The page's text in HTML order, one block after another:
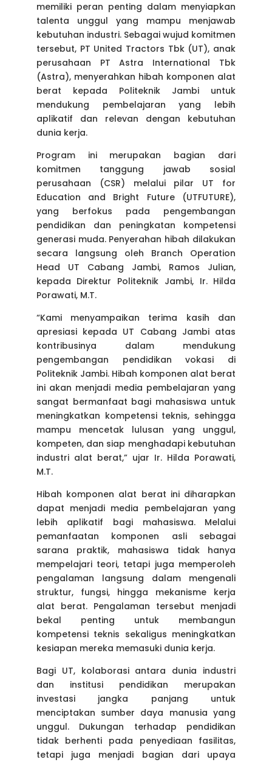
memiliki peran penting dalam menyiapkan
talenta unggul yang mampu menjawab
kebutuhan industri. Sebagai wujud komitmen
tersebut, PT United Tractors Tbk (UT), anak
perusahaan PT Astra International Tbk
(Astra), menyerahkan hibah komponen alat
berat kepada Politeknik Jambi untuk
mendukung pembelajaran yang lebih
aplikatif dan relevan dengan kebutuhan
dunia kerja.
Program ini merupakan bagian dari
komitmen tanggung jawab sosial
perusahaan (CSR) melalui pilar UT for
Education and Bright Future (UTFUTURE),
yang berfokus pada pengembangan
pendidikan dan peningkatan kompetensi
generasi muda. Penyerahan hibah dilakukan
secara langsung oleh Branch Operation
Head UT Cabang Jambi, Ramos Julian,
kepada Direktur Politeknik Jambi, Ir. Hilda
Porawati, M.T.
“Kami menyampaikan terima kasih dan
apresiasi kepada UT Cabang Jambi atas
kontribusinya dalam mendukung
pengembangan pendidikan vokasi di
Politeknik Jambi. Hibah komponen alat berat
ini akan menjadi media pembelajaran yang
sangat bermanfaat bagi mahasiswa untuk
meningkatkan kompetensi teknis, sehingga
mampu mencetak lulusan yang unggul,
kompeten, dan siap menghadapi kebutuhan
industri alat berat,” ujar Ir. Hilda Porawati,
M.T.
Hibah komponen alat berat ini diharapkan
dapat menjadi media pembelajaran yang
lebih aplikatif bagi mahasiswa. Melalui
pemanfaatan komponen asli sebagai
sarana praktik, mahasiswa tidak hanya
mempelajari teori, tetapi juga memperoleh
pengalaman langsung dalam mengenali
struktur, fungsi, hingga mekanisme kerja
alat berat. Pengalaman tersebut menjadi
bekal penting untuk membangun
kompetensi teknis sekaligus meningkatkan
kesiapan mereka memasuki dunia kerja.
Bagi UT, kolaborasi antara dunia industri
dan institusi pendidikan merupakan
investasi jangka panjang untuk
menciptakan sumber daya manusia yang
unggul. Dukungan terhadap pendidikan
tidak berhenti pada penyediaan fasilitas,
tetapi juga menjadi bagian dari upaya